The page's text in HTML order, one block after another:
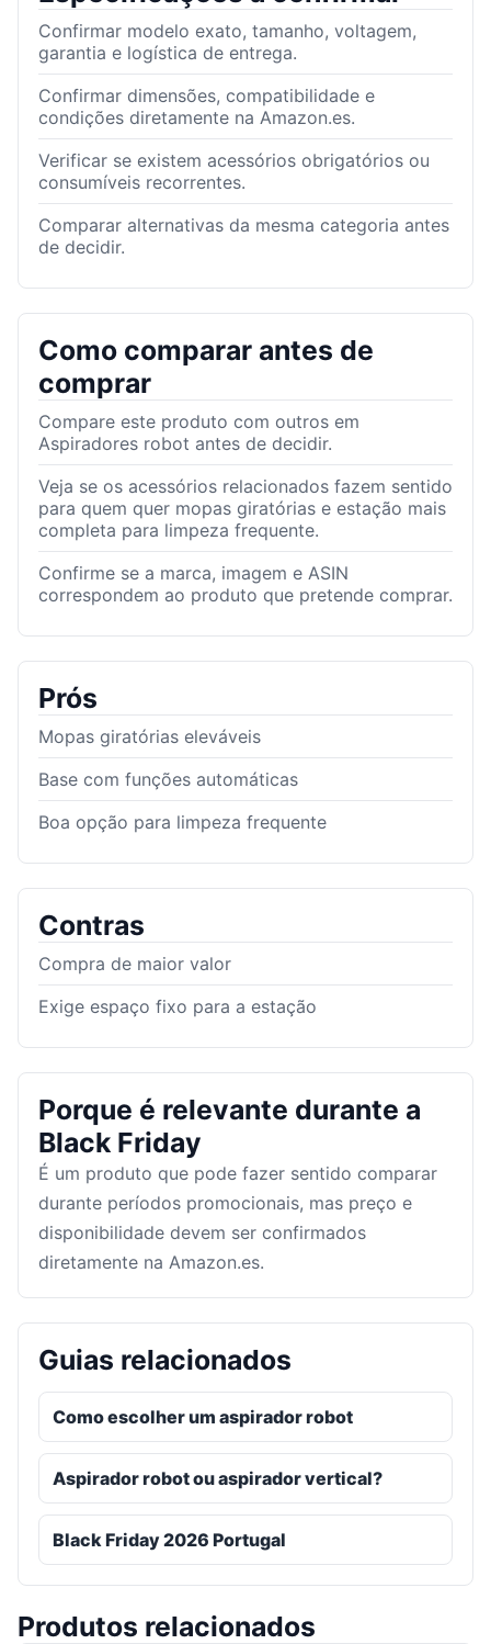
Confirmar modelo exato, tamanho, voltagem,
garantia e logística de entrega.
Confirmar dimensões, compatibilidade e
condições diretamente na Amazon.es.
Verificar se existem acessórios obrigatórios ou
consumíveis recorrentes.
Comparar alternativas da mesma categoria antes
de decidir.
Como comparar antes de
comprar
Compare este produto com outros em
Aspiradores robot antes de decidir.
Veja se os acessórios relacionados fazem sentido
para quem quer mopas giratórias e estação mais
completa para limpeza frequente.
Confirme se a marca, imagem e ASIN
correspondem ao produto que pretende comprar.
Prós
Mopas giratórias eleváveis
Base com funções automáticas
Boa opção para limpeza frequente
Contras
Compra de maior valor
Exige espaço fixo para a estação
Porque é relevante durante a
Black Friday
É um produto que pode fazer sentido comparar
durante períodos promocionais, mas preço e
disponibilidade devem ser confirmados
diretamente na Amazon.es.
Guias relacionados
Como escolher um aspirador robot
Aspirador robot ou aspirador vertical?
Black Friday 2026 Portugal
Produtos relacionados